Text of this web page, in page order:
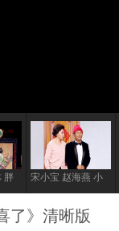
胖
小
宋小宝 赵海燕 小
东北 小品《想说爱
你不容易》
了》清晰版